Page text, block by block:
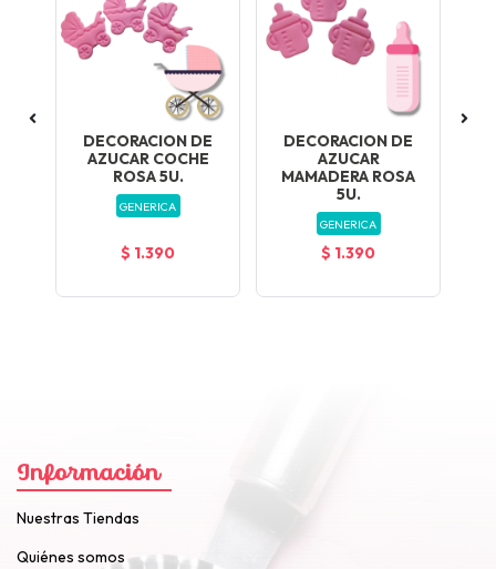
DECORACION DE
AZUCAR COCHE
ROSA 5U.
GENERICA
$ 1.390
DECORACION DE
AZUCAR
MAMADERA ROSA
5U.
GENERICA
$ 1.390
Información
Nuestras Tiendas
Quiénes somos